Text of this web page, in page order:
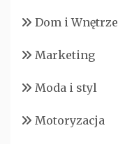
Dom i Wnętrze
Marketing
Moda i styl
Motoryzacja